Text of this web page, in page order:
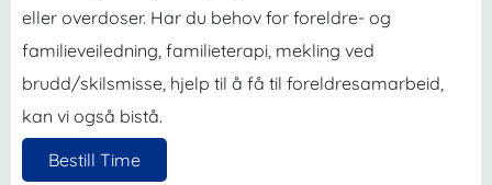
eller overdoser. Har du behov for foreldre- og
familieveiledning, familieterapi, mekling ved
brudd/skilsmisse, hjelp til å få til foreldresamarbeid,
kan vi også bistå.
Bestill Time